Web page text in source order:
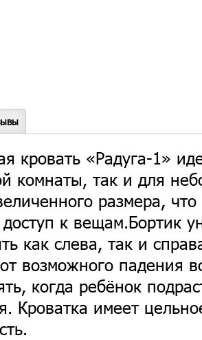
кровать «Радуга-1»
комнаты, так и для
размера,
к вещам.Бортик
как слева, так и
возможного падения
когда ребёнок
Кроватка имеет